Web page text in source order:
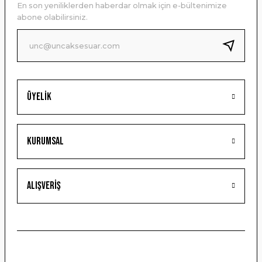
Ürün bilgilerinde hatalar bulunuyor.
Ürün fiyatı diğer sitelerden daha pahalı.
Bu ürüne benzer farklı alternatifler olmalı.
Gönder
Üyelik
Kurumsal
Alışveriş
En son yeniliklerden haberdar olmak için e-bültenimize
abone olabilirsiniz.